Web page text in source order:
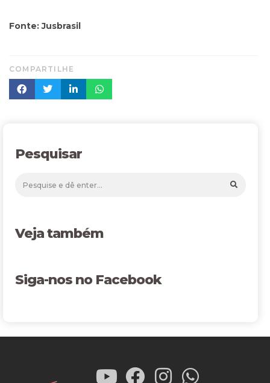
Fonte: Jusbrasil
COMPARTILHE
Pesquisar
Veja também
Siga-nos no Facebook